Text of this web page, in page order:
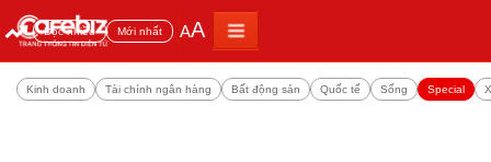
Đọc nhiều Mới nhất AA
Kinh doanh Tài chính ngân hàng Bất động sản Quốc tế Sống Special